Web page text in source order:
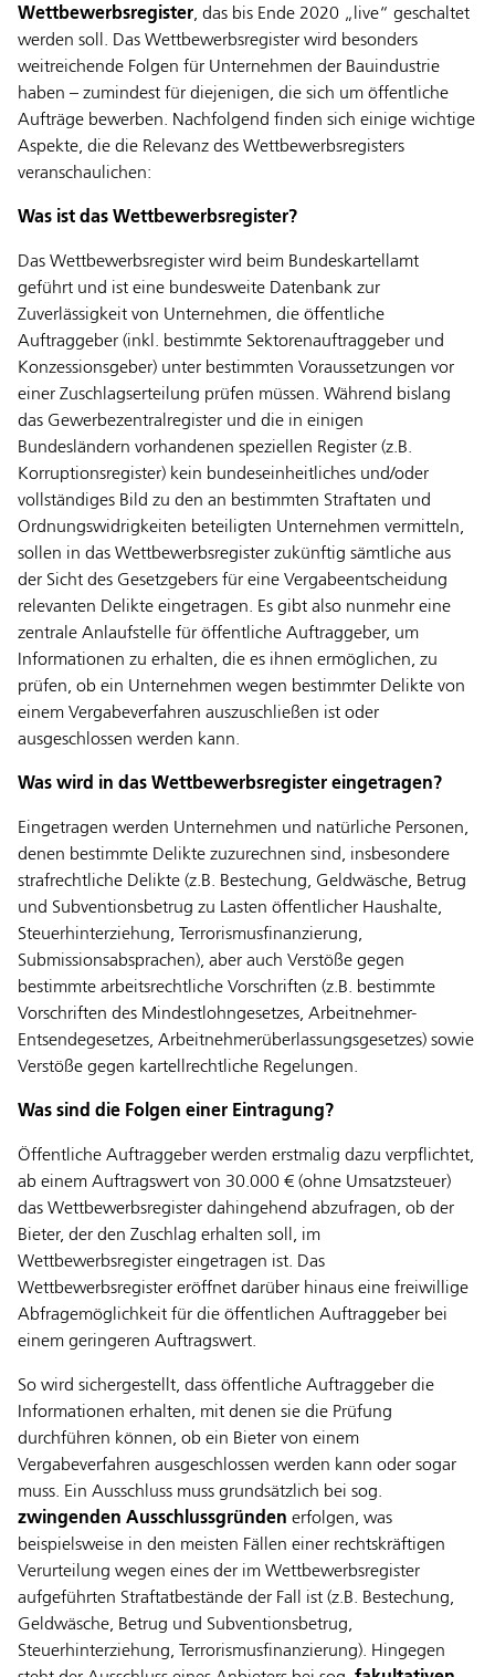
Wettbewerbsregister, das bis Ende 2020 „live“ geschaltet
werden soll. Das Wettbewerbsregister wird besonders
weitreichende Folgen für Unternehmen der Bauindustrie
haben – zumindest für diejenigen, die sich um öffentliche
Aufträge bewerben. Nachfolgend finden sich einige wichtige
Aspekte, die die Relevanz des Wettbewerbsregisters
veranschaulichen:
Was ist das Wettbewerbsregister?
Das Wettbewerbsregister wird beim Bundeskartellamt
geführt und ist eine bundesweite Datenbank zur
Zuverlässigkeit von Unternehmen, die öffentliche
Auftraggeber (inkl. bestimmte Sektorenauftraggeber und
Konzessionsgeber) unter bestimmten Voraussetzungen vor
einer Zuschlagserteilung prüfen müssen. Während bislang
das Gewerbezentralregister und die in einigen
Bundesländern vorhandenen speziellen Register (z.B.
Korruptionsregister) kein bundeseinheitliches und/oder
vollständiges Bild zu den an bestimmten Straftaten und
Ordnungswidrigkeiten beteiligten Unternehmen vermitteln,
sollen in das Wettbewerbsregister zukünftig sämtliche aus
der Sicht des Gesetzgebers für eine Vergabeentscheidung
relevanten Delikte eingetragen. Es gibt also nunmehr eine
zentrale Anlaufstelle für öffentliche Auftraggeber, um
Informationen zu erhalten, die es ihnen ermöglichen, zu
prüfen, ob ein Unternehmen wegen bestimmter Delikte von
einem Vergabeverfahren auszuschließen ist oder
ausgeschlossen werden kann.
Was wird in das Wettbewerbsregister eingetragen?
Eingetragen werden Unternehmen und natürliche Personen,
denen bestimmte Delikte zuzurechnen sind, insbesondere
strafrechtliche Delikte (z.B. Bestechung, Geldwäsche, Betrug
und Subventionsbetrug zu Lasten öffentlicher Haushalte,
Steuerhinterziehung, Terrorismusfinanzierung,
Submissionsabsprachen), aber auch Verstöße gegen
bestimmte arbeitsrechtliche Vorschriften (z.B. bestimmte
Vorschriften des Mindestlohngesetzes, Arbeitnehmer-
Entsendegesetzes, Arbeitnehmerüberlassungsgesetzes) sowie
Verstöße gegen kartellrechtliche Regelungen.
Was sind die Folgen einer Eintragung?
Öffentliche Auftraggeber werden erstmalig dazu verpflichtet,
ab einem Auftragswert von 30.000 € (ohne Umsatzsteuer)
das Wettbewerbsregister dahingehend abzufragen, ob der
Bieter, der den Zuschlag erhalten soll, im
Wettbewerbsregister eingetragen ist. Das
Wettbewerbsregister eröffnet darüber hinaus eine freiwillige
Abfragemöglichkeit für die öffentlichen Auftraggeber bei
einem geringeren Auftragswert.
So wird sichergestellt, dass öffentliche Auftraggeber die
Informationen erhalten, mit denen sie die Prüfung
durchführen können, ob ein Bieter von einem
Vergabeverfahren ausgeschlossen werden kann oder sogar
muss. Ein Ausschluss muss grundsätzlich bei sog.
zwingenden Ausschlussgründen erfolgen, was
beispielsweise in den meisten Fällen einer rechtskräftigen
Verurteilung wegen eines der im Wettbewerbsregister
aufgeführten Straftatbestände der Fall ist (z.B. Bestechung,
Geldwäsche, Betrug und Subventionsbetrug,
Steuerhinterziehung, Terrorismusfinanzierung). Hingegen